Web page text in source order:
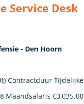
Service Desk
- Den Hoorn
Contractduur Tijdelijke
Maandsalaris €3,035.00